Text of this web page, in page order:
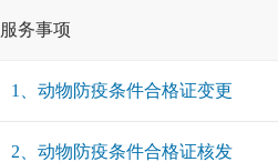
服务事项
1、动物防疫条件合格证变更
2、动物防疫条件合格证核发